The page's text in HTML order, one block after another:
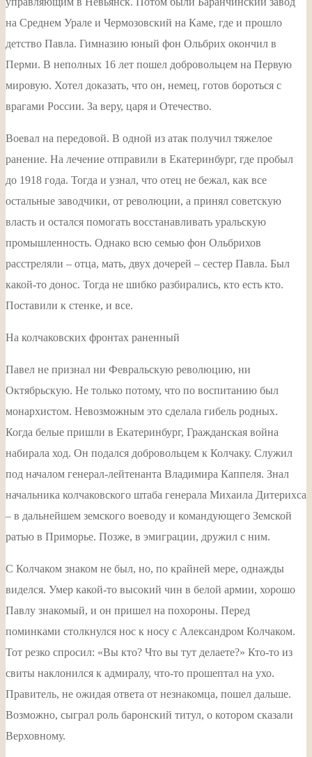
на Среднем Урале и Чермозовский на Каме, где и прошло
детство Павла. Гимназию юный фон Ольбрих окончил в
Перми. В неполных 16 лет пошел добровольцем на Первую
мировую. Хотел доказать, что он, немец, готов бороться с
врагами России. За веру, царя и Отечество.
Воевал на передовой. В одной из атак получил тяжелое
ранение. На лечение отправили в Екатеринбург, где пробыл
до 1918 года. Тогда и узнал, что отец не бежал, как все
остальные заводчики, от революции, а принял советскую
власть и остался помогать восстанавливать уральскую
промышленность. Однако всю семью фон Ольбрихов
расстреляли – отца, мать, двух дочерей – сестер Павла. Был
какой-то донос. Тогда не шибко разбирались, кто есть кто.
Поставили к стенке, и все.
На колчаковских фронтах раненный
Павел не признал ни Февральскую революцию, ни
Октябрьскую. Не только потому, что по воспитанию был
монархистом. Невозможным это сделала гибель родных.
Когда белые пришли в Екатеринбург, Гражданская война
набирала ход. Он подался добровольцем к Колчаку. Служил
под началом генерал-лейтенанта Владимира Каппеля. Знал
начальника колчаковского штаба генерала Михаила Дитерихса
– в дальнейшем земского воеводу и командующего Земской
ратью в Приморье. Позже, в эмиграции, дружил с ним.
С Колчаком знаком не был, но, по крайней мере, однажды
виделся. Умер какой-то высокий чин в белой армии, хорошо
Павлу знакомый, и он пришел на похороны. Перед
поминками столкнулся нос к носу с Александром Колчаком.
Тот резко спросил: «Вы кто? Что вы тут делаете?» Кто-то из
свиты наклонился к адмиралу, что-то прошептал на ухо.
Правитель, не ожидая ответа от незнакомца, пошел дальше.
Возможно, сыграл роль баронский титул, о котором сказали
Верховному.